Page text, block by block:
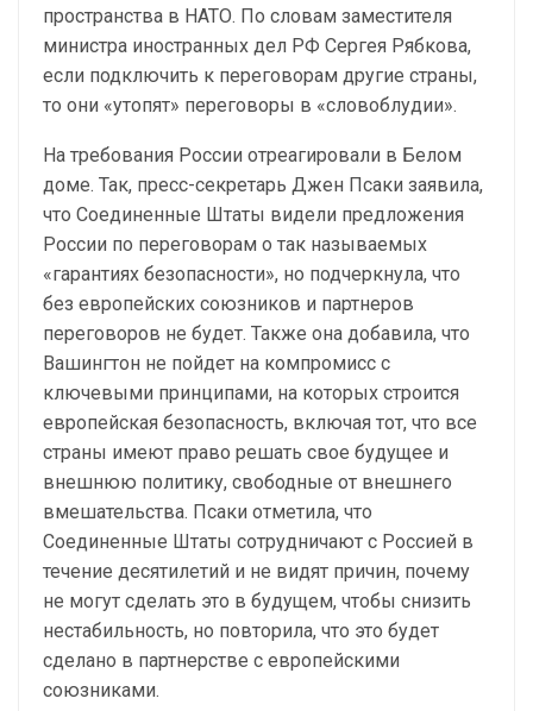
пространства в НАТО. По словам заместителя
министра иностранных дел РФ Сергея Рябкова,
если подключить к переговорам другие страны,
то они «утопят» переговоры в «словоблудии».
На требования России отреагировали в Белом
доме. Так, пресс-секретарь Джен Псаки заявила,
что Соединенные Штаты видели предложения
России по переговорам о так называемых
«гарантиях безопасности», но подчеркнула, что
без европейских союзников и партнеров
переговоров не будет. Также она добавила, что
Вашингтон не пойдет на компромисс с
ключевыми принципами, на которых строится
европейская безопасность, включая тот, что все
страны имеют право решать свое будущее и
внешнюю политику, свободные от внешнего
вмешательства. Псаки отметила, что
Соединенные Штаты сотрудничают с Россией в
течение десятилетий и не видят причин, почему
не могут сделать это в будущем, чтобы снизить
нестабильность, но повторила, что это будет
сделано в партнерстве с европейскими
союзниками.